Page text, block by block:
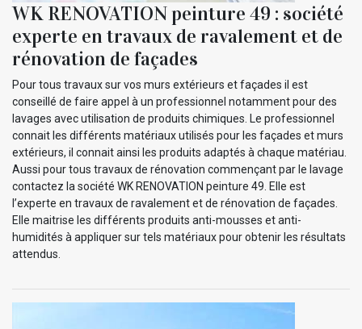
WK RENOVATION peinture 49 : société
experte en travaux de ravalement et de
rénovation de façades
Pour tous travaux sur vos murs extérieurs et façades il est
conseillé de faire appel à un professionnel notamment pour des
lavages avec utilisation de produits chimiques. Le professionnel
connait les différents matériaux utilisés pour les façades et murs
extérieurs, il connait ainsi les produits adaptés à chaque matériau.
Aussi pour tous travaux de rénovation commençant par le lavage
contactez la société WK RENOVATION peinture 49. Elle est
l’experte en travaux de ravalement et de rénovation de façades.
Elle maitrise les différents produits anti-mousses et anti-
humidités à appliquer sur tels matériaux pour obtenir les résultats
attendus.